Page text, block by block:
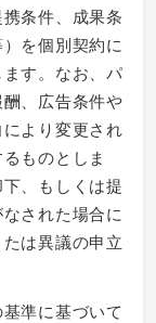
条件、成果条
を個別契約に
す。なお、パ
、広告条件や
より変更され
ものとしま
、もしくは提
された場合に
は異議の申立
準に基づいて